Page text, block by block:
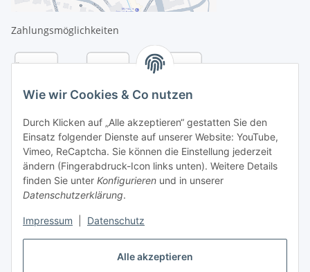
Alle akzeptieren
Wie wir Cookies & Co nutzen
Durch Klicken auf „Alle akzeptieren“ gestatten Sie den
Einsatz folgender Dienste auf unserer Website: YouTube,
Vimeo, ReCaptcha. Sie können die Einstellung jederzeit
ändern (Fingerabdruck-Icon links unten). Weitere Details
finden Sie unter Konfigurieren und in unserer
Datenschutzerklärung.
Impressum Datenschutz
Zahlungsmöglichkeiten